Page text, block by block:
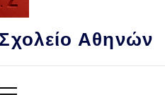
Αθηνών